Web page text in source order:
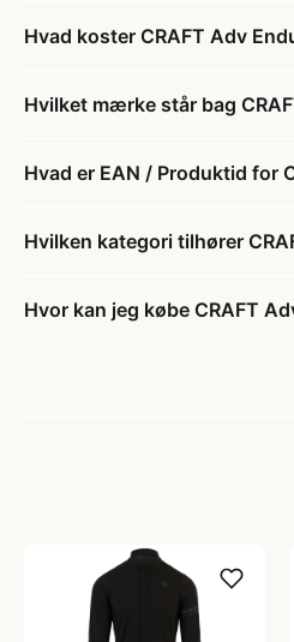
Hvad koster CRAFT Adv
Hvilket mærke står bag
Hvad er EAN / Produktid for
Hvilken kategori tilhører
Hvor kan jeg købe CRAFT